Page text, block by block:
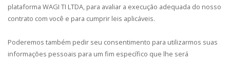
plataforma WAGI TI LTDA, para avaliar a execução adequada do nosso
contrato com você e para cumprir leis aplicáveis.
Poderemos também pedir seu consentimento para utilizarmos suas
informações pessoais para um fim específico que lhe será